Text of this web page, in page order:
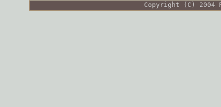
Copyright (C) 2004